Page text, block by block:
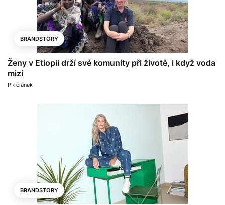
BRANDSTORY
Ženy v Etiopii drží své komunity při životě, i když voda
mizí
PR článek
BRANDSTORY